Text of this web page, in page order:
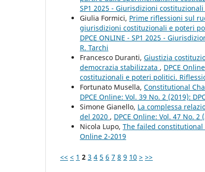
SP1 2025 - Giurisdizioni
Giulia Formici, Prime riflessioni sul
giurisdizioni costituzionali e poteri
DPCE ONLINE - SP1 2025 -
R. Tarchi
Francesco Duranti, Giustizia
democrazia stabilizzata , DPCE
costituzionali e poteri politici.
Fortunato Musella, Constitutional
DPCE Online: Vol. 39 No. 2 (2019):
Simone Gianello, La complessa
del 2020 , DPCE Online: Vol. 47 No. 2
Nicola Lupo, The failed
Online 2-2019
<< < 1 2 3 4 5 6 7 8 9 10 > >>